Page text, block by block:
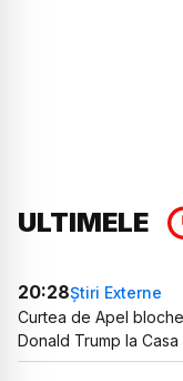
ULTIMELE
20:28Știri Externe
Curtea de Apel
Donald Trump la Casa